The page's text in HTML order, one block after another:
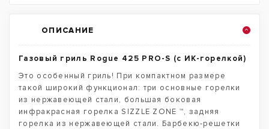
ОПИСАНИЕ
Газовый гриль Rogue 425 PRO-S (с ИК-горелкой)
Это особенный гриль! При компактном размере
такой широкий функционал: три основные горелки
из нержавеющей стали, большая боковая
инфракрасная горелка SIZZLE ZONE ™, задняя
горелка из нержавеющей стали. Барбекю-решетки